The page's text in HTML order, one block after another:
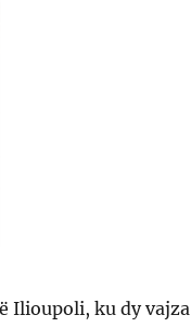
Ilioupoli, ku dy vajza